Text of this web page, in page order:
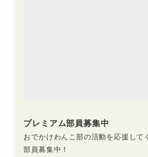
プレミアム部員募集中
おでかけわんこ部の活動を応援して
部員募集中！